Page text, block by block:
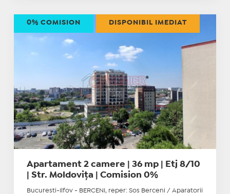
Apartament 2 camere | 36 mp | Etj 8/10
| Str. Moldovița | Comision 0%
Bucuresti-Ilfov - BERCENI, reper: Sos Berceni / Aparatorii
0% COMISION DISPONIBIL IMEDIAT